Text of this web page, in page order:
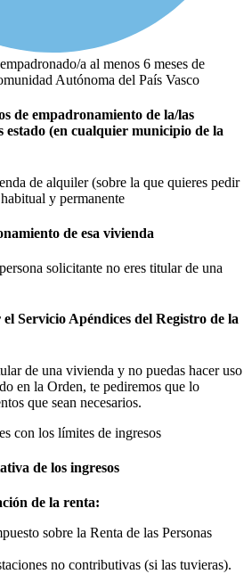
a al menos 6 meses de
Autónoma del País Vasco
de empadronamiento de la/las
estado (en cualquier municipio de la
de alquiler (sobre la que quieres pedir
y permanente
de esa vivienda
solicitante no eres titular de una
Servicio Apéndices del Registro de la
de una vivienda y no puedas hacer uso
en la Orden, te pediremos que lo
que sean necesarios.
con los límites de ingresos
de los ingresos
de la renta:
sobre la Renta de las Personas
no contributivas (si las tuvieras).